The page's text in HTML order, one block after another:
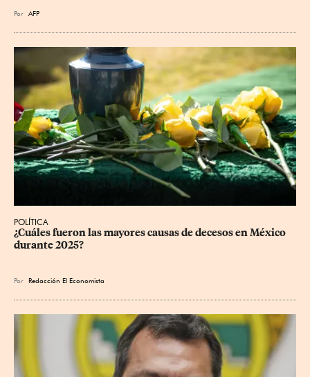
Por AFP
POLÍTICA
¿Cuáles fueron las mayores causas de decesos en México
durante 2025?
Por Redacción El Economista